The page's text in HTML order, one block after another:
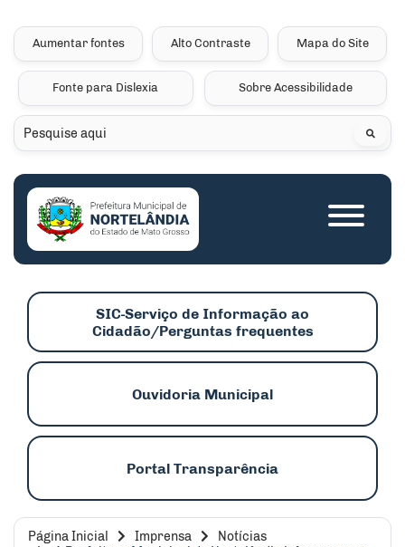
Seção de atalhos e
Ir para o menu [alt+2]
Ir para a busca [alt+3]
Ir para o rodapé [alt+4]
Aumentar fontes Alto Contraste Mapa do Site
Fonte para Dislexia Sobre Acessibilidade
Pesquisar
SIC-Serviço de Informação ao
Cidadão/Perguntas frequentes
Ouvidoria Municipal
Portal Transparência
Seção do menu
Página Inicial Imprensa
Notícias